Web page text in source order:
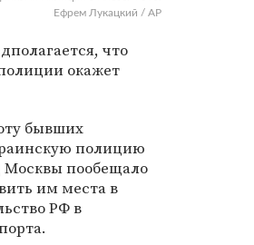
Ефрем Лукацкий / AP
что
окажет
бывших
полицию
Москвы пообещало
им места в
РФ в